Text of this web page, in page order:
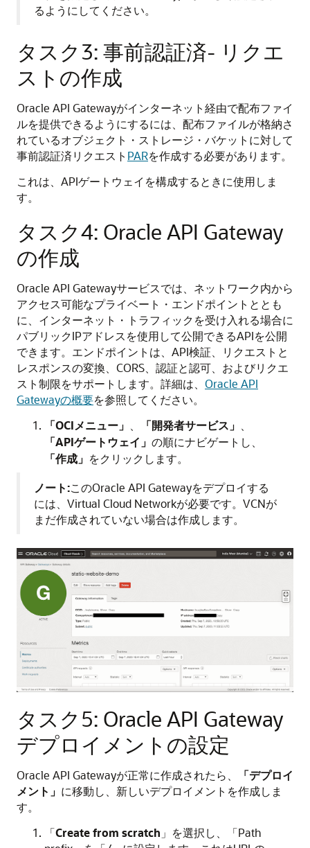
るようにしてください。
タスク3: 事前認証済- リクエ
ストの作成
Oracle API Gatewayがインターネット経由で配布ファイ
ルを提供できるようにするには、配布ファイルが格納さ
れているオブジェクト・ストレージ・バケットに対して
事前認証済リクエスト PARを作成する必要があります。
これは、APIゲートウェイを構成するときに使用しま
す。
タスク4: Oracle API Gateway
の作成
Oracle API Gatewayサービスでは、ネットワーク内から
アクセス可能なプライベート・エンドポイントととも
に、インターネット・トラフィックを受け入れる場合に
パブリックIPアドレスを使用して公開できるAPIを公開
できます。エンドポイントは、API検証、リクエストと
レスポンスの変換、CORS、認証と認可、およびリクエ
スト制限をサポートします。詳細は、 Oracle API
Gatewayの概要を参照してください。
「OCIメニュー」 、 「開発者サービス」 、
「APIゲートウェイ」 の順にナビゲートし、
「作成」 をクリックします。
ノート:このOracle API Gatewayをデプロイする
には、Virtual Cloud Networkが必要です。VCNが
まだ作成されていない場合は作成します。
タスク5: Oracle API Gateway
デプロイメントの設定
Oracle API Gatewayが正常に作成されたら、
「デプロイ
メント」 に移動し、新しいデプロイメントを作成しま
す。
「Create from scratch 」を選択し、「Path